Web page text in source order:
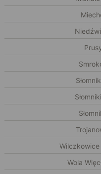
Wilczkowice
Wola